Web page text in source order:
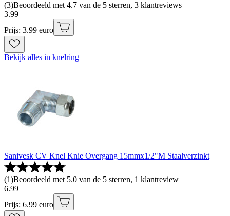
(3)Beoordeeld met 4.7 van de 5 sterren, 3 klantreviews
3.99
Prijs: 3.99 euro
Bekijk alles in knelring
Sanivesk CV Knel Knie Overgang 15mmx1/2"M Staalverzinkt
(1)Beoordeeld met 5.0 van de 5 sterren, 1 klantreview
6.99
Prijs: 6.99 euro